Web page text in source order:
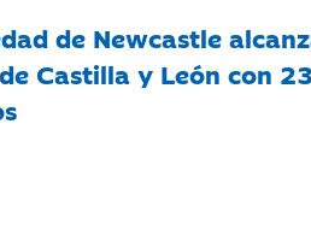
de Newcastle
Castilla y León con